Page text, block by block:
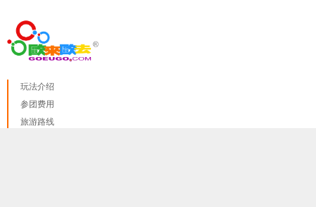
玩法介绍
参团费用
旅游路线